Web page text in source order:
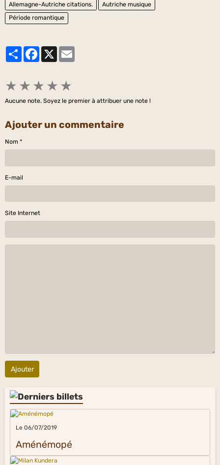
Allemagne-Autriche citations.
Autriche musique
Période romantique
PartagerFacebook
★ ★ ★ ★ ★
Aucune note. Soyez le premier à attribuer une note !
Ajouter un commentaire
Nom
E-mail
Site Internet
Ajouter
Le 06/07/2019
Aménémopé